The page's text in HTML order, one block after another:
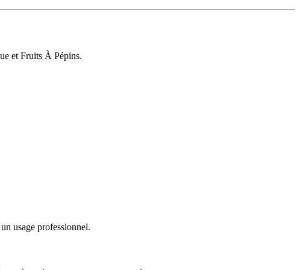
et Fruits À Pépins.
usage professionnel.